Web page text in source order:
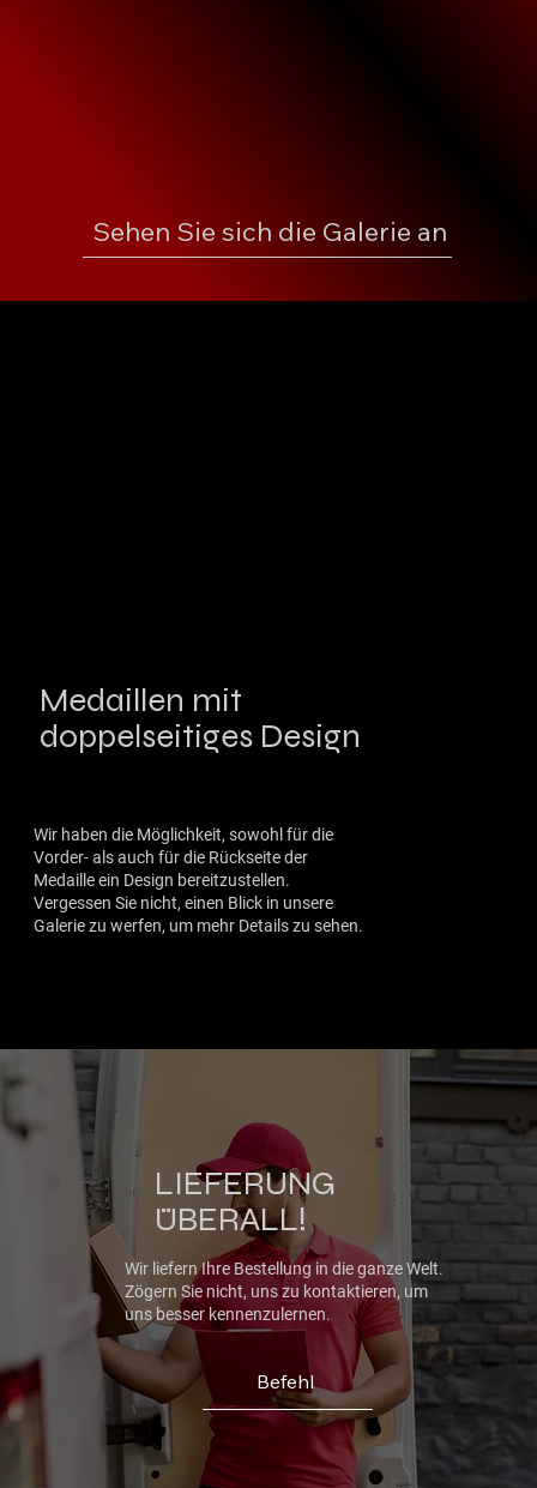
Wir liefern Ihre Bestellung in die ganze Welt.
Zögern Sie nicht, uns zu kontaktieren, um
uns besser kennenzulernen.
LIEFERUNG
ÜBERALL!
Befehl
Medaillen mit
doppelseitiges Design
Wir haben die Möglichkeit, sowohl für die
Vorder- als auch für die Rückseite der
Medaille ein Design bereitzustellen.
Vergessen Sie nicht, einen Blick in unsere
Galerie zu werfen, um mehr Details zu sehen.
Sehen Sie sich die Galerie an